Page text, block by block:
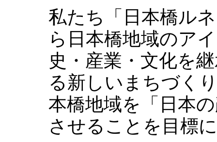
私たち「日本橋ル
ら日本橋地域のア
史・産業・文化を
る新しいまちづく
本橋地域を「日本
させることを目標